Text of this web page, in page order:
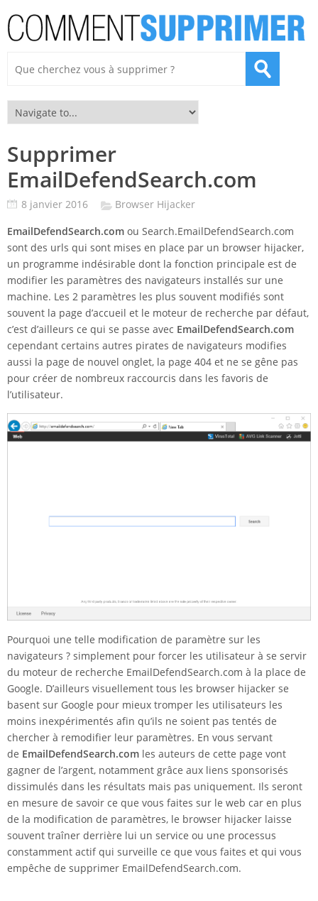
Supprimer
EmailDefendSearch.com
8 janvier 2016
Browser Hijacker
EmailDefendSearch.com ou Search.EmailDefendSearch.com
sont des urls qui sont mises en place par un browser hijacker,
un programme indésirable dont la fonction principale est de
modifier les paramètres des navigateurs installés sur une
machine. Les 2 paramètres les plus souvent modifiés sont
souvent la page d’accueil et le moteur de recherche par défaut,
c’est d’ailleurs ce qui se passe avec EmailDefendSearch.com
cependant certains autres pirates de navigateurs modifies
aussi la page de nouvel onglet, la page 404 et ne se gêne pas
pour créer de nombreux raccourcis dans les favoris de
l’utilisateur.
Pourquoi une telle modification de paramètre sur les
navigateurs ? simplement pour forcer les utilisateur à se servir
du moteur de recherche EmailDefendSearch.com à la place de
Google. D’ailleurs visuellement tous les browser hijacker se
basent sur Google pour mieux tromper les utilisateurs les
moins inexpérimentés afin qu’ils ne soient pas tentés de
chercher à remodifier leur paramètres. En vous servant
de EmailDefendSearch.com les auteurs de cette page vont
gagner de l’argent, notamment grâce aux liens sponsorisés
dissimulés dans les résultats mais pas uniquement. Ils seront
en mesure de savoir ce que vous faites sur le web car en plus
de la modification de paramètres, le browser hijacker laisse
souvent traîner derrière lui un service ou une processus
constamment actif qui surveille ce que vous faites et qui vous
empêche de supprimer EmailDefendSearch.com.